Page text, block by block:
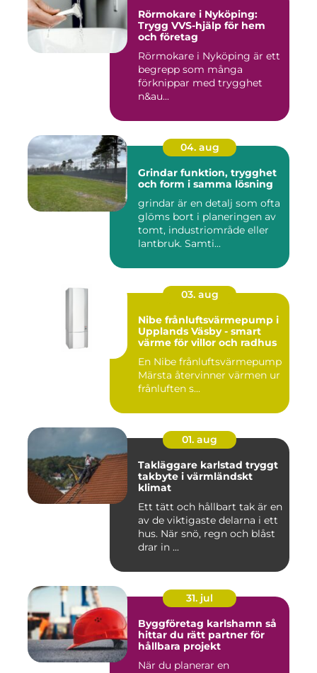
Rörmokare i Nyköping:
Trygg VVS-hjälp för hem
och företag
Rörmokare i Nyköping är ett
begrepp som många
förknippar med trygghet
n&au...
04. aug
Grindar funktion, trygghet
och form i samma lösning
grindar är en detalj som ofta
glöms bort i planeringen av
tomt, industriområde eller
lantbruk. Samti...
03. aug
Nibe frånluftsvärmepump i
Upplands Väsby - smart
värme för villor och radhus
En Nibe frånluftsvärmepump
Märsta återvinner värmen ur
frånluften s...
01. aug
Takläggare karlstad tryggt
takbyte i värmländskt
klimat
Ett tätt och hållbart tak är en
av de viktigaste delarna i ett
hus. När snö, regn och blåst
drar in ...
31. jul
Byggföretag karlshamn så
hittar du rätt partner för
hållbara projekt
När du planerar en